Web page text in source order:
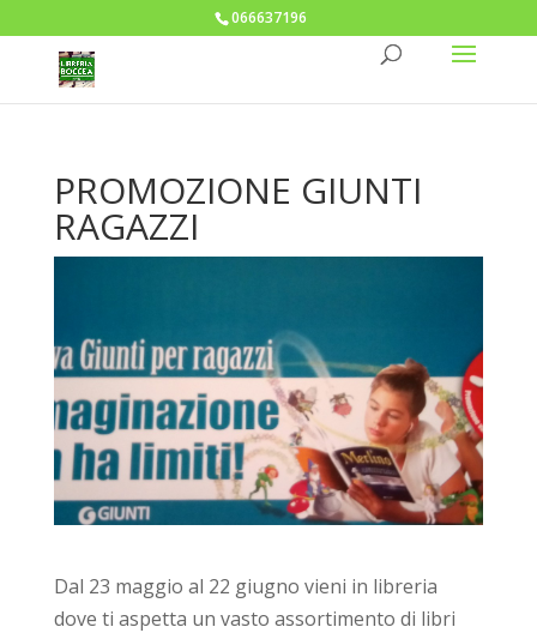
066637196
PROMOZIONE GIUNTI
RAGAZZI
Dal 23 maggio al 22 giugno vieni in libreria
dove ti aspetta un vasto assortimento di libri